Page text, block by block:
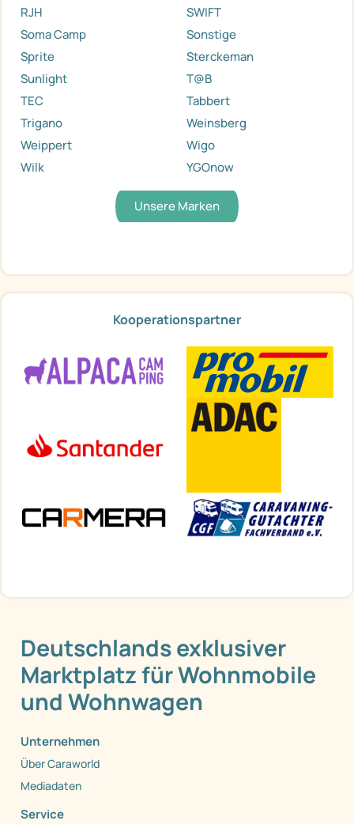
RJH
SWIFT
Soma Camp
Sonstige
Sprite
Sterckeman
Sunlight
T@B
TEC
Tabbert
Trigano
Weinsberg
Weippert
Wigo
Wilk
YGOnow
Unsere Marken
Kooperationspartner
Deutschlands exklusiver
Marktplatz für Wohnmobile
und Wohnwagen
Unternehmen
Über Caraworld
Mediadaten
Service